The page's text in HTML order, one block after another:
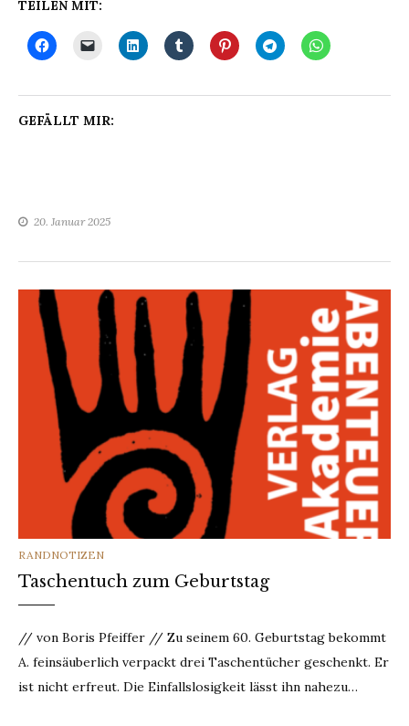
TEILEN MIT:
GEFÄLLT MIR:
20. Januar 2025
CATEGORIES
RANDNOTIZEN
Taschentuch zum Geburtstag
// von Boris Pfeiffer // Zu seinem 60. Geburtstag bekommt
A. feinsäuberlich verpackt drei Taschentücher geschenkt. Er
ist nicht erfreut. Die Einfallslosigkeit lässt ihn nahezu…